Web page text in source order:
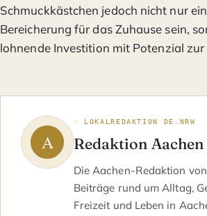
Schmuckkästchen jedoch nicht nur
Bereicherung für das Zuhause sein,
lohnende Investition mit Potenzial
◦ LOKALREDAKTION DE.NRW
Redaktion Aachen
Die Aachen-Redaktion
Beiträge rund um Alltag,
Freizeit und Leben in